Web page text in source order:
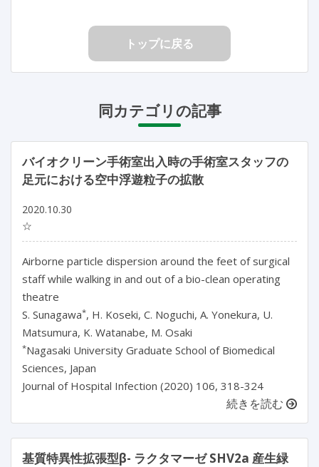
トップに戻る
同カテゴリの記事
バイオクリーン手術室出入時の手術室スタッフの
足元における空中浮遊粒子の拡散
2020.10.30
☆
Airborne particle dispersion around the feet of surgical
staff while walking in and out of a bio-clean operating
theatre
S. Sunagawa*, H. Koseki, C. Noguchi, A. Yonekura, U.
Matsumura, K. Watanabe, M. Osaki
*Nagasaki University Graduate School of Biomedical
Sciences, Japan
Journal of Hospital Infection (2020) 106, 318-324
続きを読む
基質特異性拡張型β- ラクタマーゼ SHV2a 産生緑